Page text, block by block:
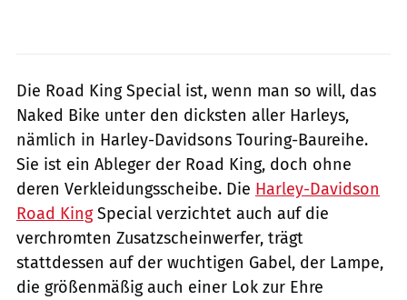
Die Road King Special ist, wenn man so will, das
Naked Bike unter den dicksten aller Harleys,
nämlich in Harley-Davidsons Touring-Baureihe.
Sie ist ein Ableger der Road King, doch ohne
deren Verkleidungsscheibe. Die Harley-Davidson
Road KingSpecial verzichtet auch auf die
verchromten Zusatzscheinwerfer, trägt
stattdessen auf der wuchtigen Gabel, der Lampe,
die größenmäßig auch einer Lok zur Ehre